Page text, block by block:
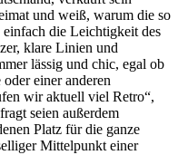
und weiß, warum die so
die Leichtigkeit des
klare Linien und
lässig und chic, egal ob
einer anderen
wir aktuell viel Retro“,
seien außerdem
Platz für die ganze
Mittelpunkt einer